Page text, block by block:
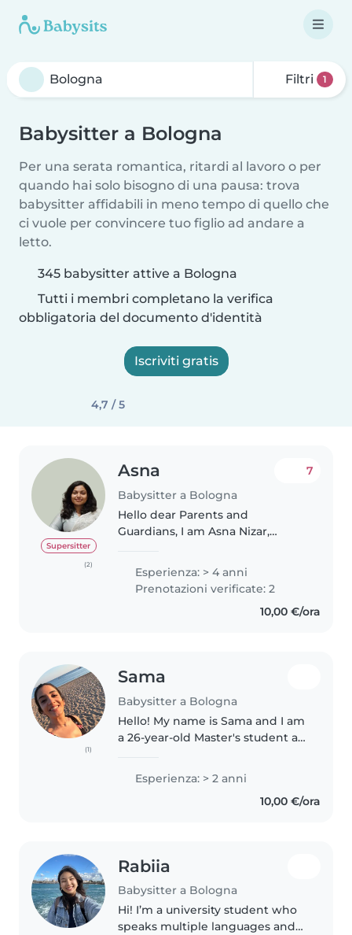
Filtri 1
Babysitter a Bologna
Per una serata romantica, ritardi al lavoro o per
quando hai solo bisogno di una pausa: trova
babysitter affidabili in meno tempo di quello che
ci vuole per convincere tuo figlio ad andare a
letto.
345 babysitter attive a Bologna
Tutti i membri completano la verifica
obbligatoria del documento d'identità
Iscriviti gratis
4,7 / 5
Supersitter
(2)
Asna
Babysitter a Bologna
7
Hello dear Parents and
Guardians, I am Asna Nizar,
the Physics department in
Unibo. I love spending time with
kids. I have 4+ yrs experience
Esperienza: > 4 anni
Prenotazioni verificate: 2
10,00 €/ora
(1)
Sama
Babysitter a Bologna
Hello! My name is Sama and I am
a 26-year-old Master's student at
caring, and patient person who
truly enjoys spending time with..
Esperienza: > 2 anni
10,00 €/ora
Rabiia
Babysitter a Bologna
Hi! I’m a university student who
speaks multiple languages and